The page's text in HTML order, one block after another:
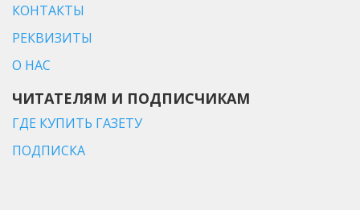
КОНТАКТЫ
РЕКВИЗИТЫ
О НАС
ЧИТАТЕЛЯМ И ПОДПИСЧИКАМ
ГДЕ КУПИТЬ ГАЗЕТУ
ПОДПИСКА